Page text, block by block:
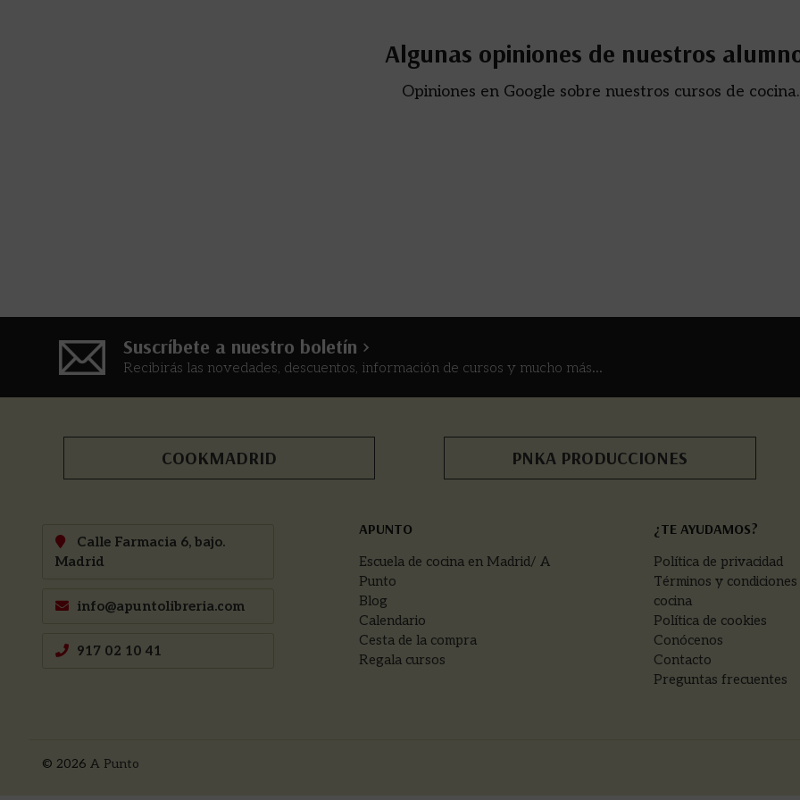
Algunas opiniones de nuestros
Opiniones en Google sobre nuestros cursos de cocina.
Suscríbete a nuestro boletín >
Recibirás las novedades, descuentos, información de cursos y mucho más...
COOKMADRID PNKA PRODUCCIONES
Calle Farmacia 6, bajo.
Madrid
info@apuntolibreria.com
917 02 10 41
APUNTO
Escuela de cocina en Madrid/ A
Punto
Blog
Calendario
Cesta de la compra
Regala cursos
¿TE AYUDAMOS?
Política de privacidad
Términos y
cocina
Política de cookies
Conócenos
Contacto
Preguntas frecuentes
© 2026 A Punto